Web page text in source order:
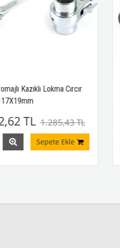
Kazıklı Lokma Cırcır
TL 1.285,43 TL
Sepete Ekle